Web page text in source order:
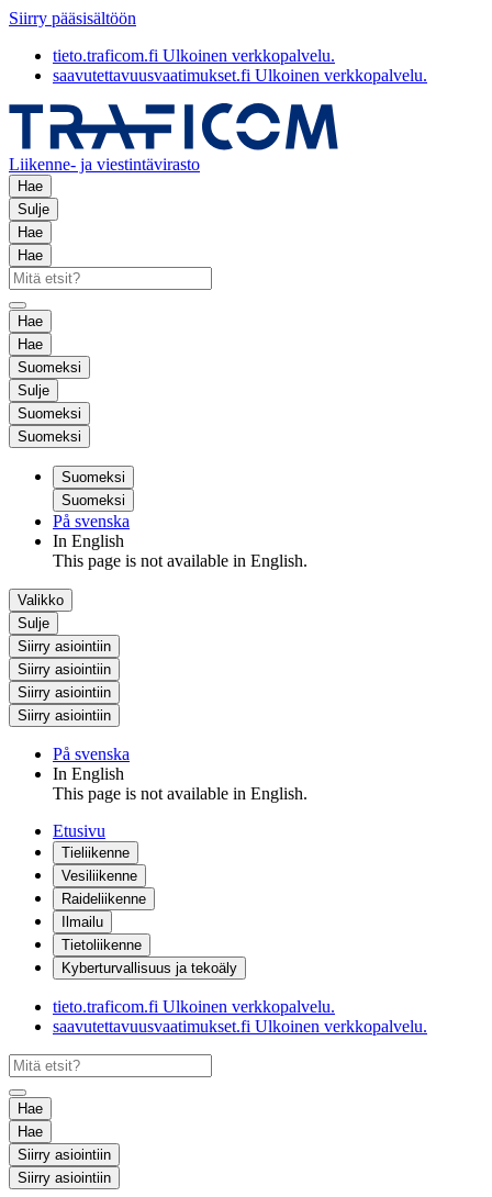
Siirry pääsisältöön
tieto.traficom.fi Ulkoinen verkkopalvelu.
saavutettavuusvaatimukset.fi Ulkoinen verkkopalvelu.
Liikenne- ja viestintävirasto
Hae
Sulje
Hae
Hae
Hae
Hae
Suomeksi
Sulje
Suomeksi
Suomeksi
Suomeksi
Suomeksi
På svenska
In English
This page is not available in English.
Valikko
Sulje
Siirry asiointiin
Siirry asiointiin
Siirry asiointiin
Siirry asiointiin
På svenska
In English
This page is not available in English.
Etusivu
Tieliikenne
Vesiliikenne
Raideliikenne
Ilmailu
Tietoliikenne
Kyberturvallisuus ja tekoäly
tieto.traficom.fi Ulkoinen verkkopalvelu.
saavutettavuusvaatimukset.fi Ulkoinen verkkopalvelu.
Hae
Hae
Siirry asiointiin
Siirry asiointiin